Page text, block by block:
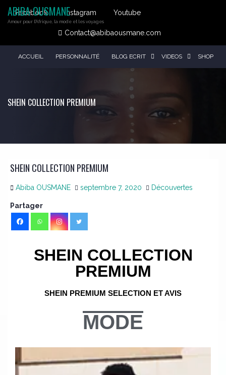
Facebook Instagram Youtube
Contact@abibaousmane.com
ABIBA OUSMANE
Amour pour l'Afrique, la mode et les voyages
ACCUEIL PERSONNALITÉ BLOG ECRIT VIDEOS SHOP
SHEIN COLLECTION PREMIUM
SHEIN COLLECTION PREMIUM
Abiba OUSMANE septembre 7, 2020 Découvertes
Partager
SHEIN COLLECTION
PREMIUM
SHEIN PREMIUM SELECTION ET AVIS
MODE